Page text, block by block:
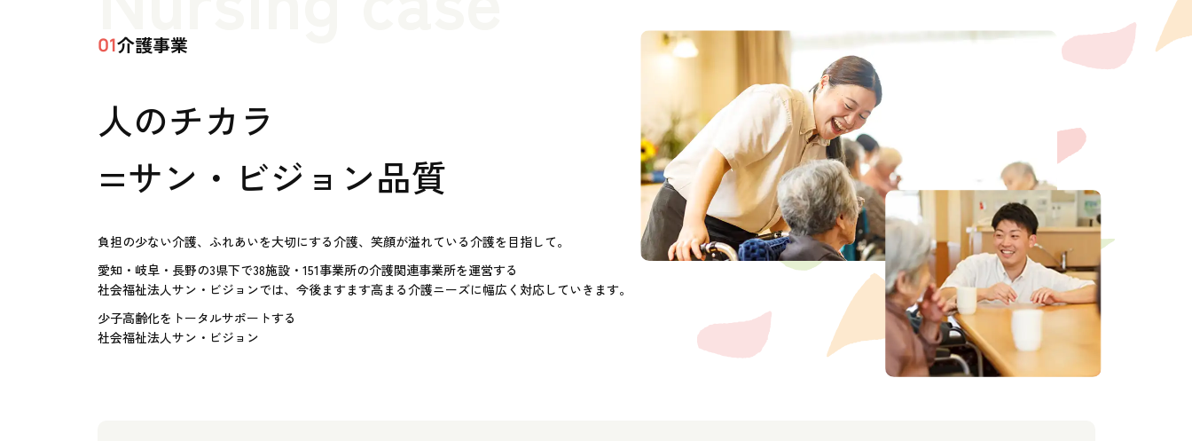
01介護事業
人のチカラ
=サン・ビジョン品質
負担の少ない介護、ふれあいを大切にする介護、笑顔が溢れている介護を目指して。
愛知・岐阜・長野の3県下で38施設・151事業所の介護関連事業所を運営する
社会福祉法人サン・ビジョンでは、今後ますます高まる介護ニーズに幅広く対応していきます。
少子高齢化をトータルサポートする
社会福祉法人サン・ビジョン